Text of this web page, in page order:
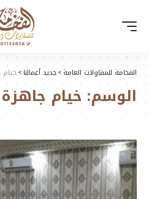
الفخامة للمقاولات العامة>جديد أعمالنا>خيام
الوسم: خيام